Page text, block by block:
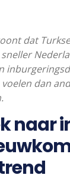
dat
dan
naar